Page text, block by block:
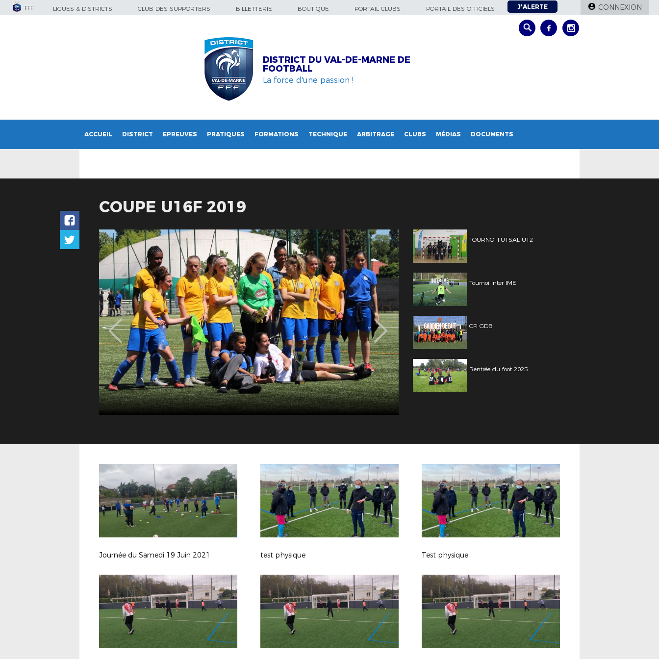
FFF LIGUES & DISTRICTS CLUB DES SUPPORTERS BILLETTERIE BOUTIQUE PORTAIL CLUBS PORTAIL DES OFFICIELS J'ALERTE CONNEXION
DISTRICT DU VAL-DE-MARNE DE
FOOTBALL
La force d'une passion !
ACCUEIL DISTRICT EPREUVES PRATIQUES FORMATIONS TECHNIQUE ARBITRAGE CLUBS MÉDIAS DOCUMENTS
COUPE U16F 2019
TOURNOI FUTSAL U12
Tournoi Inter IME
CFI GDB
Rentrée du foot 2025
Journée du Samedi 19 Juin 2021 test physique Test physique